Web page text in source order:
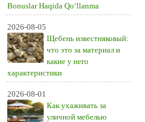
Bonuslar Haqida Qo‘llanma
2026-08-05
Щебень известняковый:
что это за материал и
какие у него
характеристики
2026-08-01
Как ухаживать за
уличной мебелью